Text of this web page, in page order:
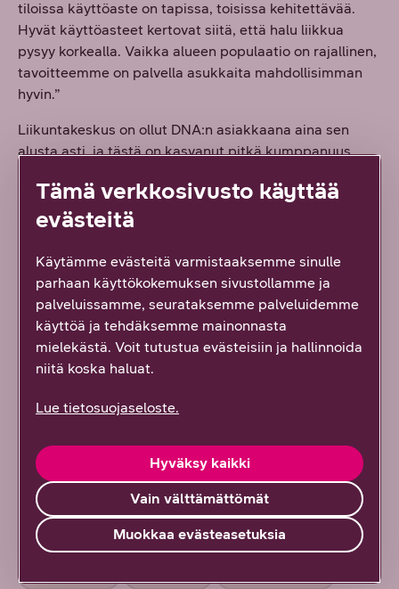
tiloissa käyttöaste on tapissa, toisissa kehitettävää.
Hyvät käyttöasteet kertovat siitä, että halu liikkua
pysyy korkealla. Vaikka alueen populaatio on rajallinen,
tavoitteemme on palvella asukkaita mahdollisimman
hyvin.”
Liikuntakeskus on ollut DNA:n asiakkaana aina sen
alusta asti, ja tästä on kasvanut pitkä kumppanuus,
palveluntarjoajaa.
”Olemme olleet tyytyväisiä DNA:lta saamaamme
toimii hyvin – ja jos jokin ei toimi, annamme palautetta
ja asiat korjataan. Yhteistyöllä saadaan kaikki kuntoon”,
Niemelä tiivistää.
liiketoimintaa:
Vaihdepalvelu
Puhelinliittymät
Avainsanat:
Tämä verkkosivusto käyttää
evästeitä
Käytämme evästeitä varmistaaksemme sinulle
parhaan käyttökokemuksen sivustollamme ja
palveluissamme, seurataksemme palveluidemme
käyttöä ja tehdäksemme mainonnasta
mielekästä. Voit tutustua evästeisiin ja hallinnoida
niitä koska haluat.
Lue tietosuojaseloste.
Vain välttämättömät
Hyväksy kaikki
Muokkaa evästeasetuksia